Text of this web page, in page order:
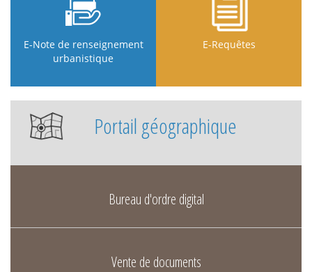
E-Note de renseignement
urbanistique
E-Requêtes
Portail géographique
Bureau d'ordre digital
Vente de documents